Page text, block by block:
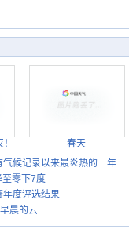
春天
候记录以来最炎热的一年
至零下7度
度评选结果
晨的云